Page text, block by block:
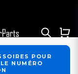
POUR
NUMÉRO